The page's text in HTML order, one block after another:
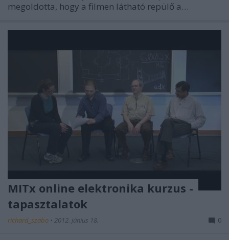
megoldotta, hogy a filmen látható repülő a…
MITx online elektronika kurzus -
tapasztalatok
richard_szabo • 2012. június 18. 0